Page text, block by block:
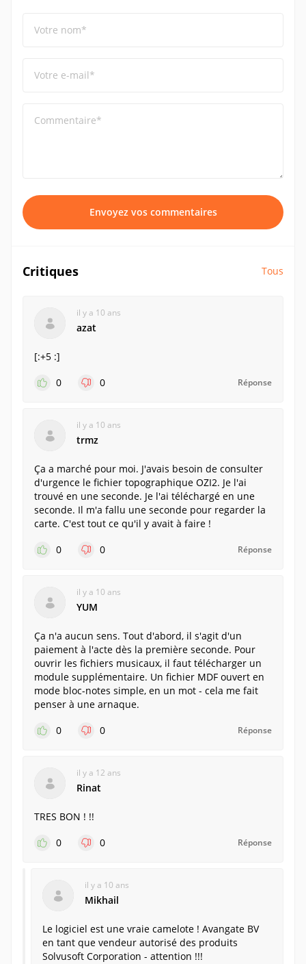
Votre nom*
Votre e-mail*
Commentaire*
Envoyez vos commentaires
Critiques Tous
il y a 10 ans
azat
[:+5 :]
0
0 Réponse
il y a 10 ans
trmz
Ça a marché pour moi. J'avais besoin de consulter
d'urgence le fichier topographique OZI2. Je l'ai
trouvé en une seconde. Je l'ai téléchargé en une
seconde. Il m'a fallu une seconde pour regarder la
carte. C'est tout ce qu'il y avait à faire !
0
0 Réponse
il y a 10 ans
YUM
Ça n'a aucun sens. Tout d'abord, il s'agit d'un
paiement à l'acte dès la première seconde. Pour
ouvrir les fichiers musicaux, il faut télécharger un
module supplémentaire. Un fichier MDF ouvert en
mode bloc-notes simple, en un mot - cela me fait
penser à une arnaque.
0
0 Réponse
il y a 12 ans
Rinat
TRES BON ! !!
0
0 Réponse
il y a 10 ans
Mikhail
Le logiciel est une vraie camelote ! Avangate BV
en tant que vendeur autorisé des produits
Solvusoft Corporation - attention !!!